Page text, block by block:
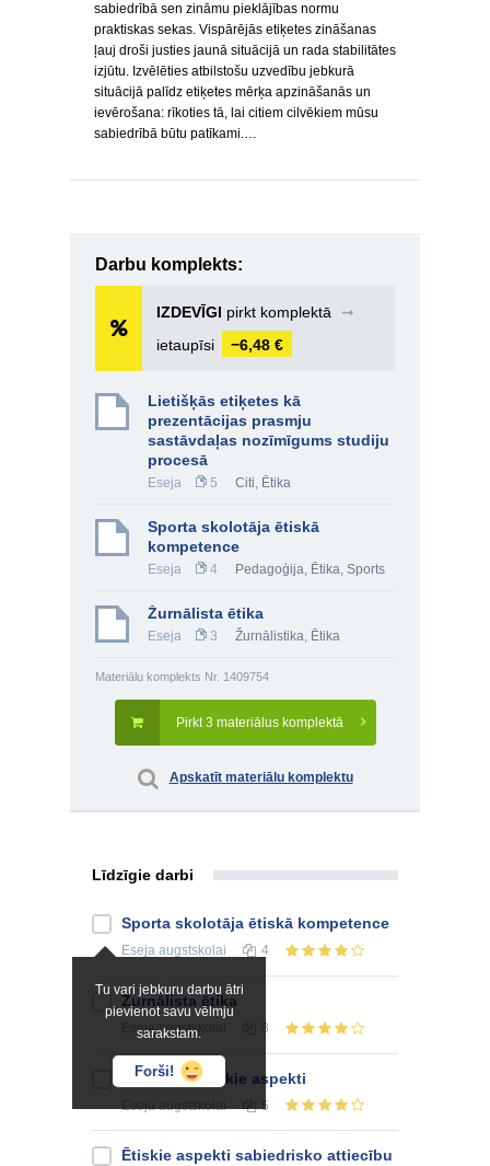
sabiedrībā sen zināmu pieklājības normu
praktiskas sekas. Vispārējās etiķetes zināšanas
ļauj droši justies jaunā situācijā un rada stabilitātes
izjūtu. Izvēlēties atbilstošu uzvedību jebkurā
situācijā palīdz etiķetes mērķa apzināšanās un
ievērošana: rīkoties tā, lai citiem cilvēkiem mūsu
sabiedrībā būtu patīkami.…
Darbu komplekts:
IZDEVĪGI pirkt komplektā
➞
ietaupīsi
−6,48 €
Lietišķās etiķetes kā
prezentācijas prasmju
sastāvdaļas nozīmīgums studiju
procesā
Eseja 5 Citi, Ētika
Sporta skolotāja ētiskā
kompetence
Eseja 4 Pedagoģija, Ētika, Sports
Žurnālista ētika
Eseja 3 Žurnālistika, Ētika
Materiālu komplekts Nr. 1409754
Pirkt 3 materiālus komplektā
Apskatīt materiālu komplektu
Līdzīgie darbi
Tu vari jebkuru darbu ātri
pievienot savu vēlmju
sarakstam.
Forši!
Sporta skolotāja ētiskā kompetence
Eseja augstskolai 4
Žurnālista ētika
Esejaaugstskolai 3
Reklāmas ētiskie aspekti
5
Ētiskie aspekti sabiedrisko attiecību